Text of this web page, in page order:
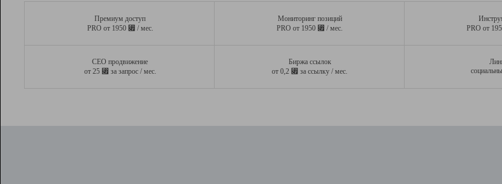
Премиум доступ
PRO от 1950 ⃏ / мес.
Мониторинг позиций
PRO от 1950 ⃏ / мес.
PRO от
СЕО продвижение
от 25 ⃏ за запрос / мес.
Биржа ссылок
от 0,2 ⃏ за ссылку / мес.